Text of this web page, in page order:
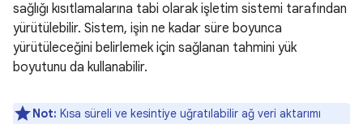
sağlığı kısıtlamalarına tabi olarak işletim sistemi tarafından
yürütülebilir. Sistem, işin ne kadar süre boyunca
yürütüleceğini belirlemek için sağlanan tahmini yük
boyutunu da kullanabilir.
Not: Kısa süreli ve kesintiye uğratılabilir ağ veri aktarımı